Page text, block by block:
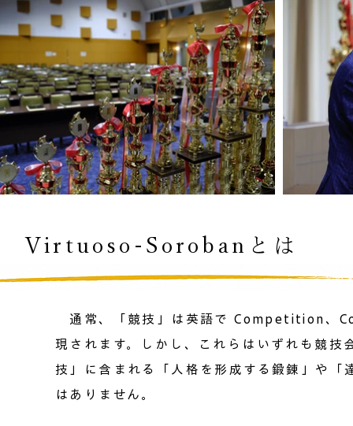
Virtuoso-Sorobanとは​
通常、「競技」は英語で Competition、
現されます。しかし、これらはいずれも競技
技」に含まれる「人格を形成する鍛錬」や
はありません。